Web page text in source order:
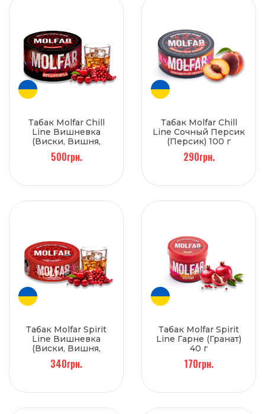
Табак Molfar Chill
Line Вишневка
(Виски, Вишня,
Клюква) 200 г
500грн.
Табак Molfar Chill
Line Сочный Персик
(Персик) 100 г
290грн.
Табак Molfar Spirit
Line Вишневка
(Виски, Вишня,
Клюква) 100 г
340грн.
Табак Molfar Spirit
Line Гарне (Гранат)
40 г
170грн.